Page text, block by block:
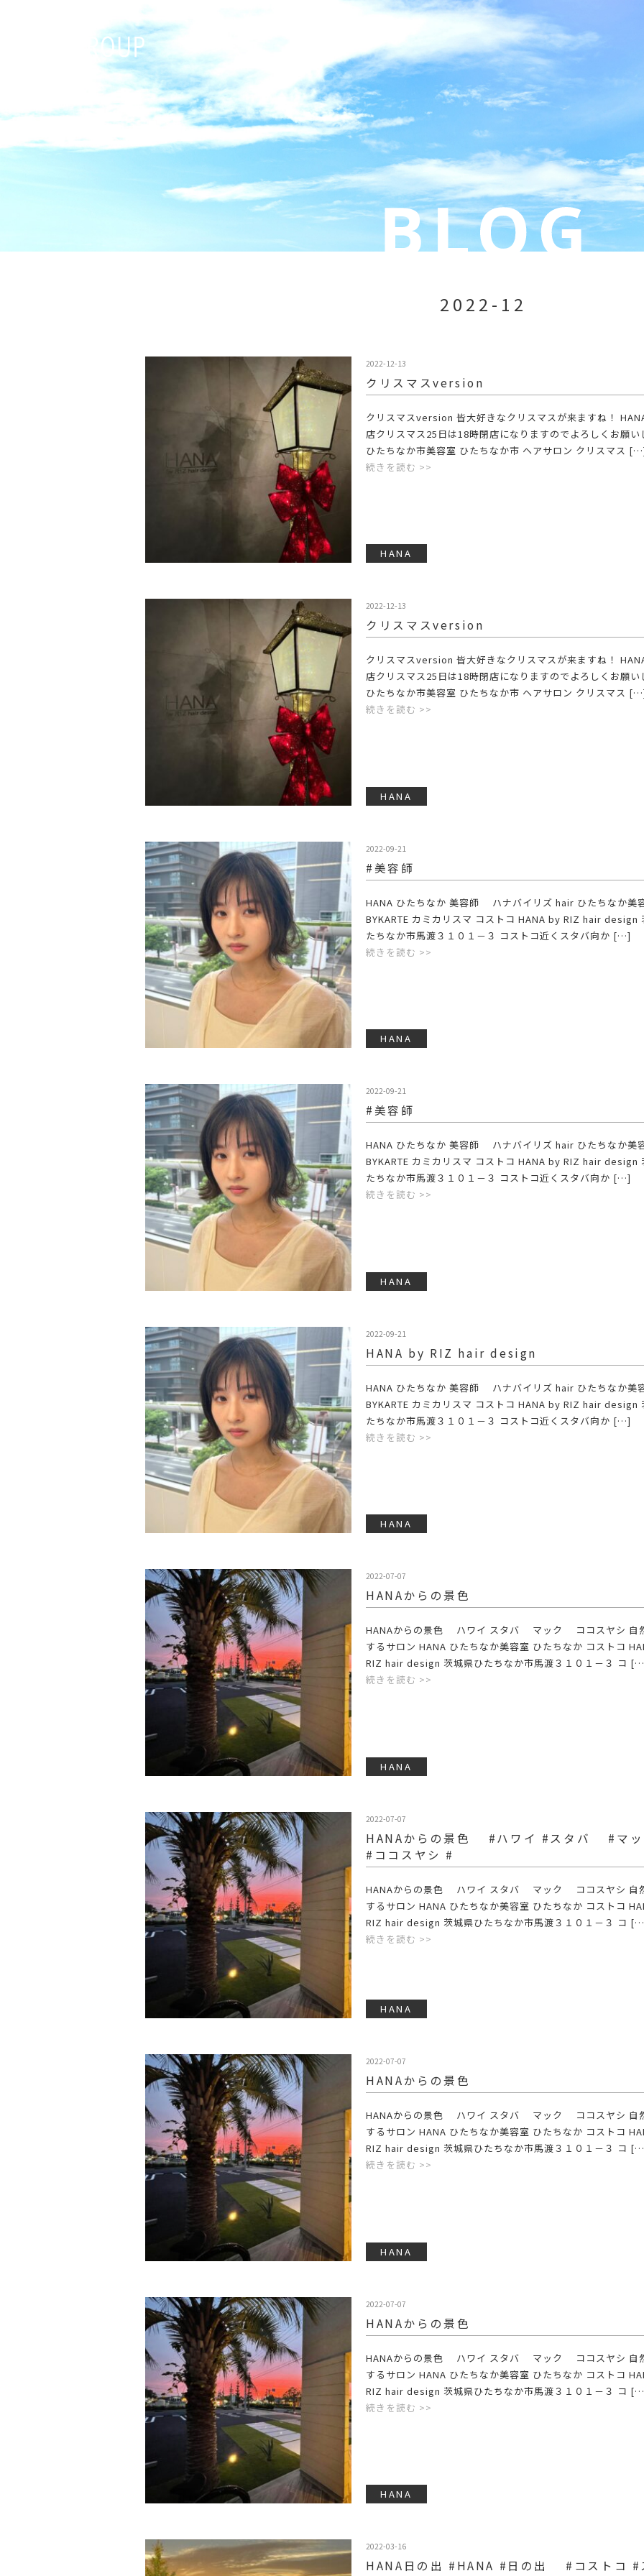
2022-12
2022-12-13
クリスマスversion
クリスマスversion 皆大好きなクリスマスが来ますね！
店クリスマス25日は18時閉店になりますのでよろしくお願い
ひたちなか市美容室 ひたちなか市 ヘアサロン クリスマス
続きを読む >>
HANA
2022-12-13
クリスマスversion
クリスマスversion 皆大好きなクリスマスが来ますね！
店クリスマス25日は18時閉店になりますのでよろしくお願い
ひたちなか市美容室 ひたちなか市 ヘアサロン クリスマス
続きを読む >>
HANA
2022-09-21
#美容師
HANA ひたちなか 美容師 ハナバイリズ hair ひたちなか美
BYKARTE カミカリスマ コストコ HANA by RIZ hair design
たちなか市馬渡３１０１－３ コストコ近くスタバ向か […]
続きを読む >>
HANA
2022-09-21
#美容師
HANA ひたちなか 美容師 ハナバイリズ hair ひたちなか美
BYKARTE カミカリスマ コストコ HANA by RIZ hair design
たちなか市馬渡３１０１－３ コストコ近くスタバ向か […]
続きを読む >>
HANA
2022-09-21
HANA by RIZ hair design
HANA ひたちなか 美容師 ハナバイリズ hair ひたちなか美
BYKARTE カミカリスマ コストコ HANA by RIZ hair design
たちなか市馬渡３１０１－３ コストコ近くスタバ向か […]
続きを読む >>
HANA
2022-07-07
HANAからの景色
HANAからの景色 ハワイ スタバ マック ココスヤシ 自
するサロン HANA ひたちなか美容室 ひたちなか コストコ
RIZ hair design 茨城県ひたちなか市馬渡３１０１－３ コ
続きを読む >>
HANA
2022-07-07
HANAからの景色 #ハワイ #スタバ #マ
#ココスヤシ #
HANAからの景色 ハワイ スタバ マック ココスヤシ 自
するサロン HANA ひたちなか美容室 ひたちなか コストコ
RIZ hair design 茨城県ひたちなか市馬渡３１０１－３ コ
続きを読む >>
HANA
2022-07-07
HANAからの景色
HANAからの景色 ハワイ スタバ マック ココスヤシ 自
するサロン HANA ひたちなか美容室 ひたちなか コストコ
RIZ hair design 茨城県ひたちなか市馬渡３１０１－３ コ
続きを読む >>
HANA
2022-07-07
HANAからの景色
HANAからの景色 ハワイ スタバ マック ココスヤシ 自
するサロン HANA ひたちなか美容室 ひたちなか コストコ
RIZ hair design 茨城県ひたちなか市馬渡３１０１－３ コ
続きを読む >>
HANA
2022-03-16
HANA日の出 #HANA #日の出 #コストコ #